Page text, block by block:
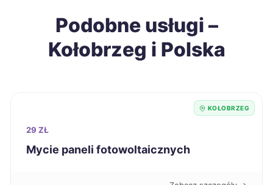
Jarosław
Podobne usługi –
Kołobrzeg i Polska
KOŁOBRZEG
29 ZŁ
Mycie paneli fotowoltaicznych